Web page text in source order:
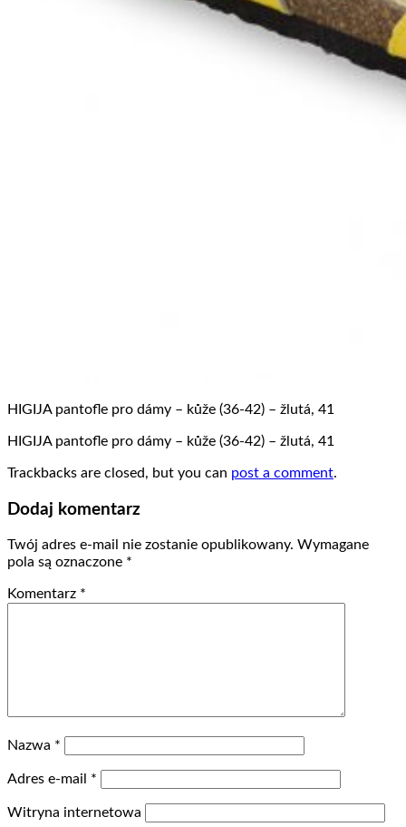
HIGIJA pantofle pro dámy – kůže (36-42) – žlutá, 41
HIGIJA pantofle pro dámy – kůže (36-42) – žlutá, 41
Trackbacks are closed, but you can post a comment.
Dodaj komentarz
Twój adres e-mail nie zostanie opublikowany. Wymagane
pola są oznaczone *
Komentarz *
Nazwa *
Adres e-mail *
Witryna internetowa